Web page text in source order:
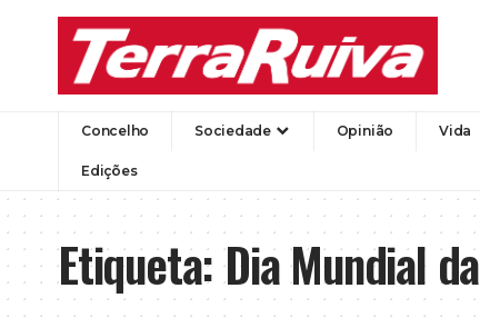
Concelho Sociedade Opinião Vida
Edições
Etiqueta:Dia Mundial